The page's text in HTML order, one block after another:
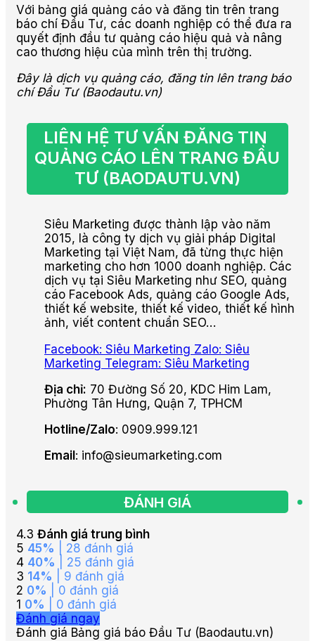
Với bảng giá quảng cáo và đăng tin trên trang
báo chí Đầu Tư, các doanh nghiệp có thể đưa ra
quyết định đầu tư quảng cáo hiệu quả và nâng
cao thương hiệu của mình trên thị trường.
Đây là dịch vụ quảng cáo, đăng tin lên trang báo
chí Đầu Tư (Baodautu.vn)
LIÊN HỆ TƯ VẤN ĐĂNG TIN
QUẢNG CÁO LÊN TRANG ĐẦU
TƯ (BAODAUTU.VN)
Siêu Marketing được thành lập vào năm
2015, là công ty dịch vụ giải pháp Digital
Marketing tại Việt Nam, đã từng thực hiện
marketing cho hơn 1000 doanh nghiệp. Các
dịch vụ tại Siêu Marketing như SEO, quảng
cáo Facebook Ads, quảng cáo Google Ads,
thiết kế website, thiết kế video, thiết kế hình
ảnh, viết content chuẩn SEO…
Facebook: Siêu Marketing Zalo: Siêu
Marketing Telegram: Siêu Marketing
Địa chỉ: 70 Đường Số 20, KDC Him Lam,
Phường Tân Hưng, Quận 7, TPHCM
Hotline/Zalo: 0909.999.121
Email : info@sieumarketing.com
ĐÁNH GIÁ
4.3 Đánh giá trung bình
5 45% | 28 đánh giá
4 40% | 25 đánh giá
3 14% | 9 đánh giá
2 0% | 0 đánh giá
1 0% | 0 đánh giá
Đánh giá ngay
Đánh giá Bảng giá báo Đầu Tư (Baodautu.vn)